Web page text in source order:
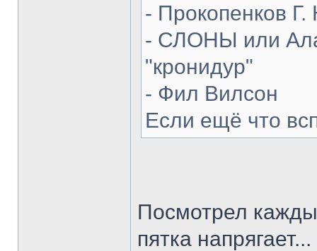
- Прокопенков Г.
- СЛОНЫ или
"кронидур"
- Фил Вилсон
Если ещё что
Посмотрел
пятка